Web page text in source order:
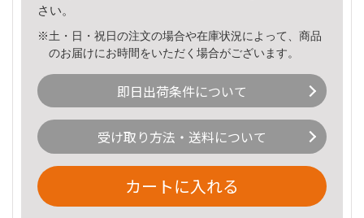
さい。
※土・日・祝日の注文の場合や在庫状況によって、商品
のお届けにお時間をいただく場合がございます。
即日出荷条件について
受け取り方法・送料について
カートに入れる